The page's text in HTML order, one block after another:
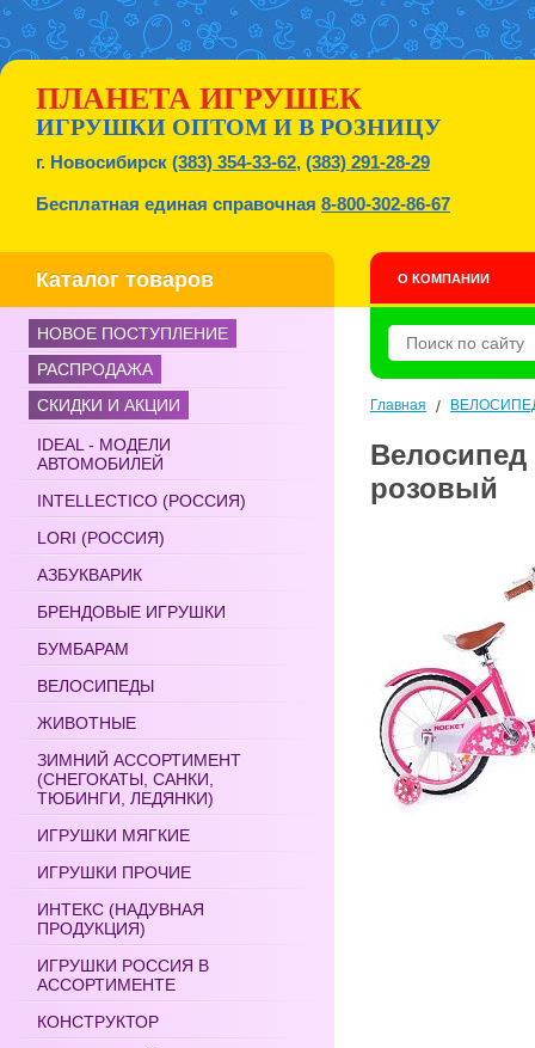
ПЛАНЕТА ИГРУШЕК
ИГРУШКИ ОПТОМ И В РОЗНИЦУ
г. Новосибирск (383) 354-33-62, (383) 291-28-29
Бесплатная единая справочная 8-800-302-86-67
Каталог товаров О КОМПАНИИ
НОВОЕ ПОСТУПЛЕНИЕ
РАСПРОДАЖА
СКИДКИ И АКЦИИ
IDEAL - МОДЕЛИ
АВТОМОБИЛЕЙ
INTELLECTICO (РОССИЯ)
LORI (РОССИЯ)
АЗБУКВАРИК
БРЕНДОВЫЕ ИГРУШКИ
БУМБАРАМ
ВЕЛОСИПЕДЫ
ЖИВОТНЫЕ
ЗИМНИЙ АССОРТИМЕНТ
(СНЕГОКАТЫ, САНКИ,
ТЮБИНГИ, ЛЕДЯНКИ)
ИГРУШКИ МЯГКИЕ
ИГРУШКИ ПРОЧИЕ
ИНТЕКС (НАДУВНАЯ
ПРОДУКЦИЯ)
ИГРУШКИ РОССИЯ В
АССОРТИМЕНТЕ
КОНСТРУКТОР
Главная /
Велосипед
розовый